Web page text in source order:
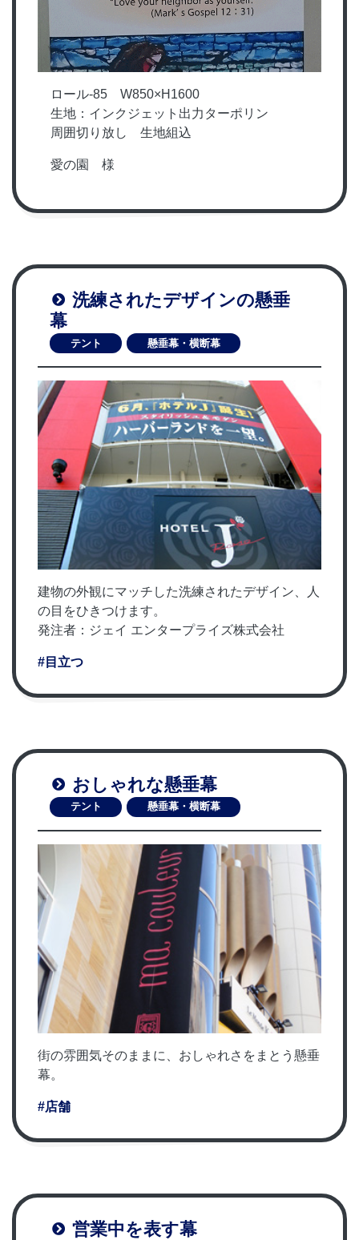
ロール-85 W850×H1600
生地：インクジェット出力ターポリン
周囲切り放し 生地組込
愛の園 様
洗練されたデザインの懸垂
幕
テント 懸垂幕・横断幕
建物の外観にマッチした洗練されたデザイン、人
の目をひきつけます。
発注者：ジェイ エンタープライズ株式会社
#目立つ
おしゃれな懸垂幕
テント 懸垂幕・横断幕
街の雰囲気そのままに、おしゃれさをまとう懸垂
幕。
#店舗
営業中を表す幕